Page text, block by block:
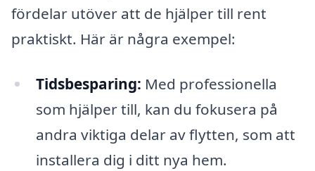
fördelar utöver att de hjälper till rent
praktiskt. Här är några exempel:
Tidsbesparing: Med professionella
som hjälper till, kan du fokusera på
andra viktiga delar av flytten, som att
installera dig i ditt nya hem.